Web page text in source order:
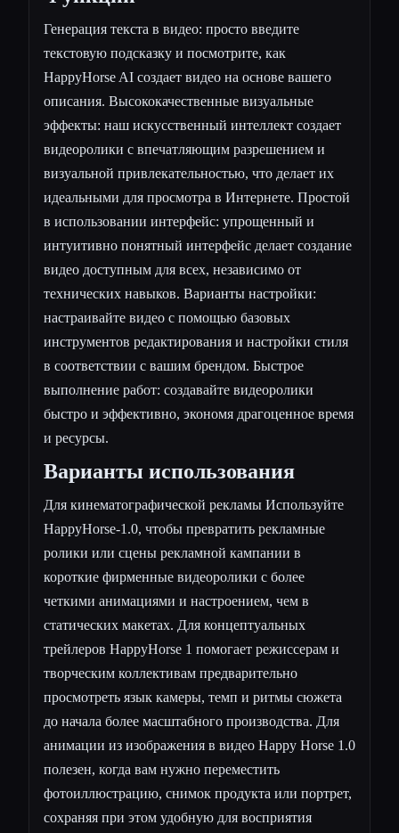
Генерация текста в видео: просто введите
текстовую подсказку и посмотрите, как
HappyHorse AI создает видео на основе вашего
описания. Высококачественные визуальные
эффекты: наш искусственный интеллект создает
видеоролики с впечатляющим разрешением и
визуальной привлекательностью, что делает их
идеальными для просмотра в Интернете. Простой
в использовании интерфейс: упрощенный и
интуитивно понятный интерфейс делает создание
видео доступным для всех, независимо от
технических навыков. Варианты настройки:
настраивайте видео с помощью базовых
инструментов редактирования и настройки стиля
в соответствии с вашим брендом. Быстрое
выполнение работ: создавайте видеоролики
быстро и эффективно, экономя драгоценное время
и ресурсы.
Варианты использования
Для кинематографической рекламы Используйте
HappyHorse-1.0, чтобы превратить рекламные
ролики или сцены рекламной кампании в
короткие фирменные видеоролики с более
четкими анимациями и настроением, чем в
статических макетах. Для концептуальных
трейлеров HappyHorse 1 помогает режиссерам и
творческим коллективам предварительно
просмотреть язык камеры, темп и ритмы сюжета
до начала более масштабного производства. Для
анимации из изображения в видео Happy Horse 1.0
полезен, когда вам нужно переместить
фотоиллюстрацию, снимок продукта или портрет,
сохраняя при этом удобную для восприятия